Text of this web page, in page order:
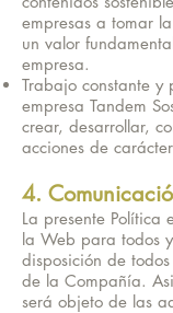
empresas a tomar
un valor
empresa.
Trabajo constante y
empresa Tandem
crear, desarrollar,
acciones de
4.
La presente Política
la Web para todos
disposición de
de la Compañía.
será objeto de las